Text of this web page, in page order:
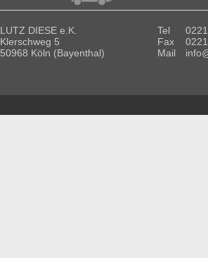
LUTZ DIESE e.K.
Klerschweg 5
50968 Köln (Bayenthal)
Tel
Fax
Mail